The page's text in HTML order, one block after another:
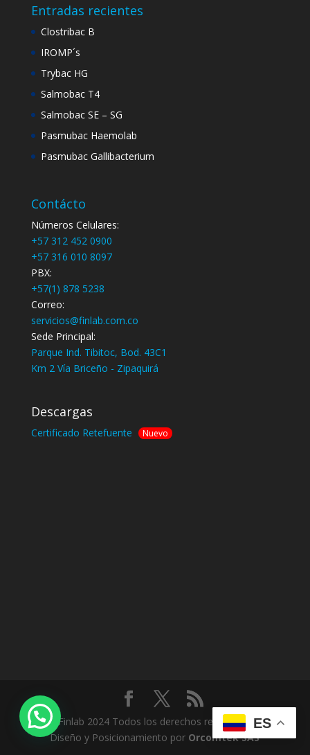
Entradas recientes
Clostribac B
IROMP´s
Trybac HG
Salmobac T4
Salmobac SE – SG
Pasmubac Haemolab
Pasmubac Gallibacterium
Contácto
Números Celulares:
+57 312 452 0900
+57 316 010 8097
PBX:
+57(1) 878 5238
Correo:
servicios@finlab.com.co
Sede Principal:
Parque Ind. Tibitoc, Bod. 43C1
Km 2 Vía Briceño - Zipaquirá
Descargas
Certificado Retefuente Nuevo
© Finlab 2024 Todos los derechos reservados |
Diseño y Posicionamiento por Orcomtek SAS
ES